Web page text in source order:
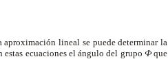
lineal se puede determinar la
estas ecuaciones el ángulo del grupo Фque